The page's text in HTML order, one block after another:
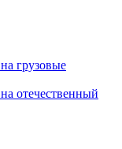
грузовые
отечественный